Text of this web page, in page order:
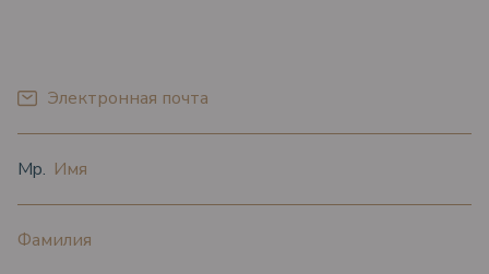
Электронная почта*
Oбращение
Имя
Фамилия